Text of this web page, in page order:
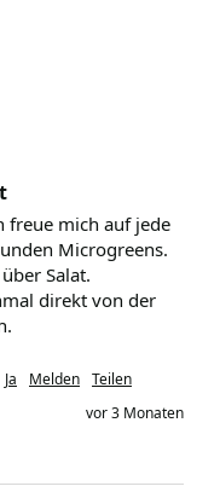
freue mich auf jede
Microgreens.
Salat.
direkt von der
Ja Melden Teilen
vor 3 Monaten